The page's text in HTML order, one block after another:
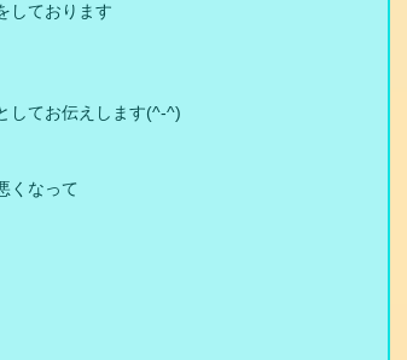
しております
してお伝えします(^-^)
くなって